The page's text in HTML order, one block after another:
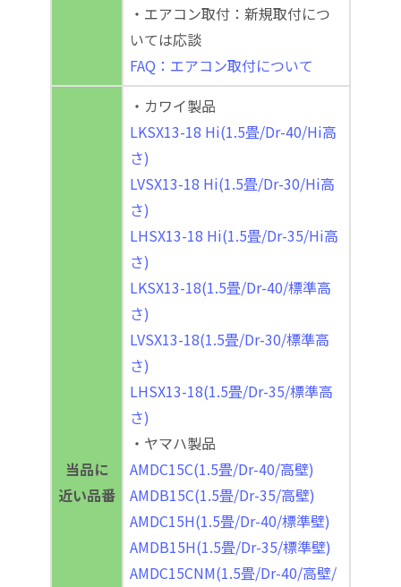
・エアコン取付：新規取付につ
いては応談
FAQ：エアコン取付について
当品に
近い品番
・カワイ製品
LKSX13-18 Hi(1.5畳/Dr-40/Hi高
さ)
LVSX13-18 Hi(1.5畳/Dr-30/Hi高
さ)
LHSX13-18 Hi(1.5畳/Dr-35/Hi高
さ)
LKSX13-18(1.5畳/Dr-40/標準高
さ)
LVSX13-18(1.5畳/Dr-30/標準高
さ)
LHSX13-18(1.5畳/Dr-35/標準高
さ)
・ヤマハ製品
AMDC15C(1.5畳/Dr-40/高壁)
AMDB15C(1.5畳/Dr-35/高壁)
AMDC15H(1.5畳/Dr-40/標準壁)
AMDB15H(1.5畳/Dr-35/標準壁)
AMDC15CNM(1.5畳/Dr-40/高壁/